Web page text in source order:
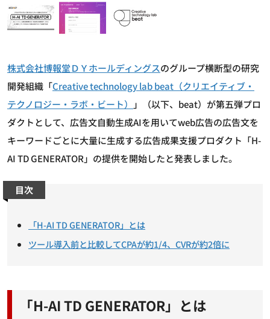
株式会社博報堂ＤＹホールディングスのグループ横断型の研究
開発組織「Creative technology lab beat（クリエイティブ・
テクノロジー・ラボ・ビート）
」（以下、beat）が第五弾プロ
ダクトとして、広告文自動生成AIを用いてweb広告の広告文を
キーワードごとに大量に生成する広告成果支援プロダクト「H-
AI TD GENERATOR」の提供を開始したと発表しました。
目次
「H-AI TD GENERATOR」とは
ツール導入前と比較してCPAが約1/4、CVRが約2倍に
「H-AI TD GENERATOR」とは